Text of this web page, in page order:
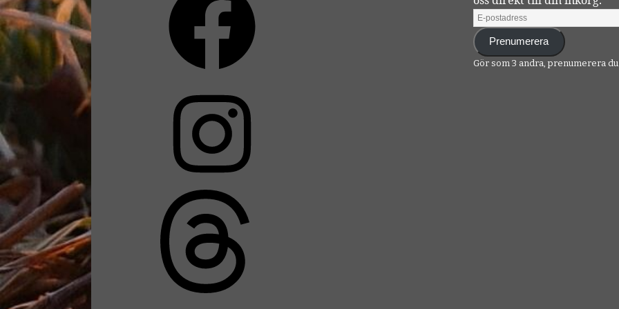
Prenumerera
Gör som 3 andra, prenumerera